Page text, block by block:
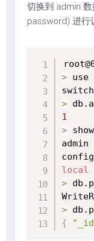
切换到 admin
password) 进行
> use
>
1
>
local
>
>
{